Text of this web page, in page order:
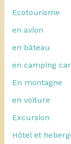
Ecotourisme
en avion
en bâteau
en camping car
En montagne
en voiture
Excursion
Hôtel et